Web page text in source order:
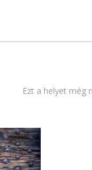
Ezt a helyet még